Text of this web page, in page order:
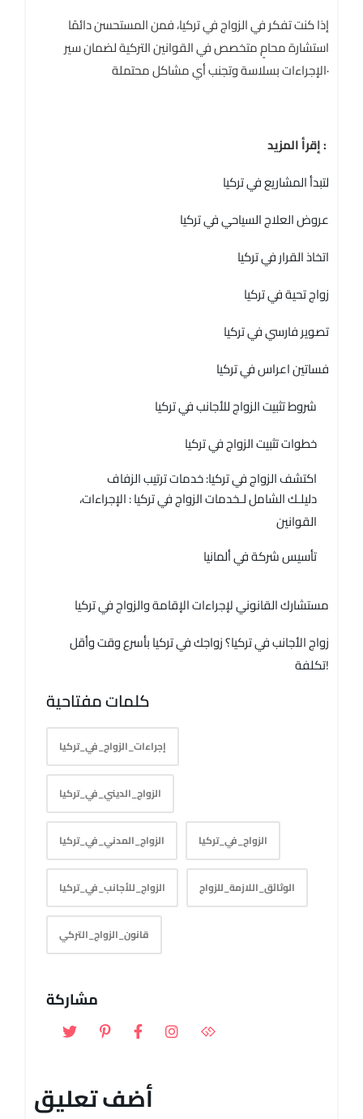
إذا كنت تفكر في الزواج في تركيا، فمن المستحسن دائمًا
استشارة محامٍ متخصص في القوانين التركية لضمان سير
الإجراءات بسلاسة وتجنب أي مشاكل محتملة·
إقرأ المزيد :
لتبدأ المشاريع في تركيا
عروض العلاج السياحي في تركيا
اتخاذ القرار في تركيا
زواج تحية في تركيا
تصوير فارسي في تركيا
فساتين اعراس في تركيا
شروط تثبيت الزواج للأجانب في تركيا
خطوات تثبيت الزواج في تركيا
اكتشف الزواج في تركيا: خدمات ترتيب الزفاف
دليلـك الشامل لـخدمات الزواج في تركيا : الإجراءات،
القوانين
تأسيس شركة في ألمانيا
مستشارك القانوني لإجراءات الإقامة والزواج في تركيا
زواج الأجانب في تركيا؟ زواجك في تركيا بأسرع وقت وأقل
تكلفة!
كلمات مفتاحية
إجراءات_الزواج_في_تركيا
الزواج_الديني_في_تركيا
الزواج_المدني_في_تركيا الزواج_في_تركيا
الزواج_للأجانب_في_تركيا الوثائق_اللازمة_للزواج
قانون_الزواج_التركي
مشاركة
أضف تعليق